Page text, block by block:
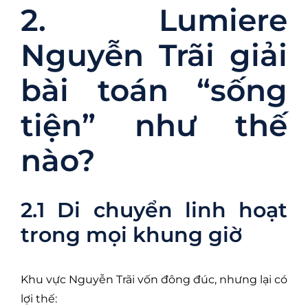
2. Lumiere
Nguyễn Trãi giải
bài toán “sống
tiện” như thế
nào?
2.1 Di chuyển linh hoạt
trong mọi khung giờ
Khu vực Nguyễn Trãi vốn đông đúc, nhưng lại có
lợi thế: